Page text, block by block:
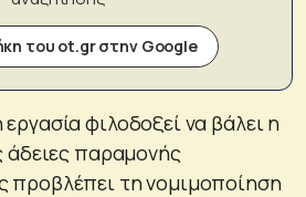
του ot.gr στην Google
φιλοδοξεί να βάλει η
άδειες παραμονής
προβλέπει τη νομιμοποίηση